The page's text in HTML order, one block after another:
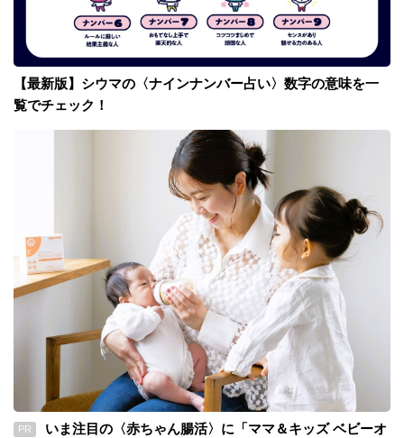
【最新版】シウマの〈ナインナンバー占い〉数字の意味を一
覧でチェック！
PR
いま注目の〈赤ちゃん腸活〉に「ママ＆キッズ ベビーオ